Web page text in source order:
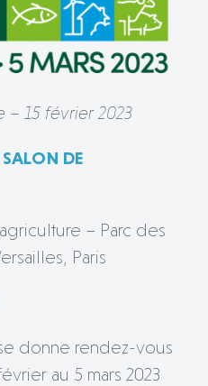
15 février 2023
SALON DE
– Parc des
Paris
donne rendez-vous
au 5 mars 2023